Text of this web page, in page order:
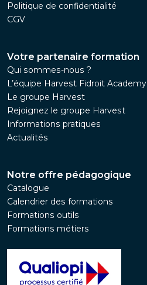
Politique de confidentialité
CGV
Votre partenaire formation
Qui sommes-nous ?
L’équipe Harvest Fidroit Academy
Le groupe Harvest
Rejoignez le groupe Harvest
Informations pratiques
Actualités
Notre offre pédagogique
Catalogue
Calendrier des formations
Formations outils
Formations métiers